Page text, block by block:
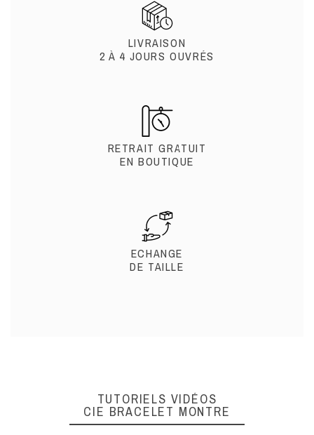
LIVRAISON
2 À 4 JOURS OUVRÉS
RETRAIT GRATUIT
EN BOUTIQUE
ECHANGE
DE TAILLE
TUTORIELS VIDÉOS
CIE BRACELET MONTRE